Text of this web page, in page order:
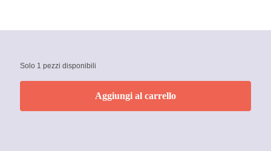
Solo 1 pezzi disponibili
Aggiungi al carrello